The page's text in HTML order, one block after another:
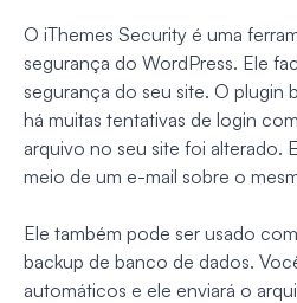
O iThemes Security é uma
segurança do WordPress. Ele
segurança do seu site. O plugin
há muitas tentativas de login
arquivo no seu site foi alterado.
meio de um e-mail sobre o
Ele também pode ser usado
backup de banco de dados.
automáticos e ele enviará o